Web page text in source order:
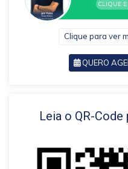
CLIQUE
Clique para ver
QUERO
Leia o QR-